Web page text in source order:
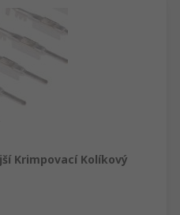
Krimpovací Kolíkový